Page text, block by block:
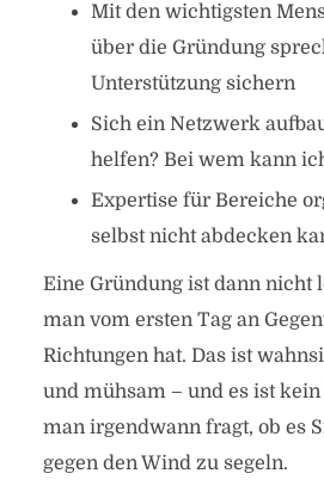
Mit den wichtigsten
über die Gründung
Unterstützung sichern
Sich ein Netzwerk
helfen? Bei wem kann
Expertise für Bereiche
selbst nicht abdecken
Eine Gründung ist dann nicht
man vom ersten Tag an
Richtungen hat. Das ist
und mühsam – und es ist kein
man irgendwann fragt, ob es
gegen den Wind zu segeln.